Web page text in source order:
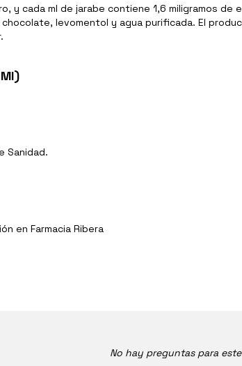
y cada ml de jarabe contiene 1,6 miligramos
levomentol y agua purificada. El
Sanidad.
en Farmacia Ribera
No hay preguntas para